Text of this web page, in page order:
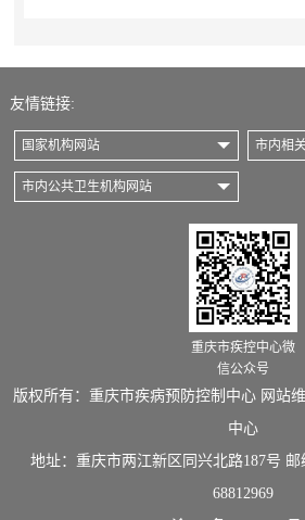
友情链接:
国家机构网站 市内相
市内公共卫生机构网站
重庆市疾控中心微
信公众号
版权所有：重庆市疾病预防控制中心 网站
中心
地址：重庆市两江新区同兴北路187号 邮
68812969